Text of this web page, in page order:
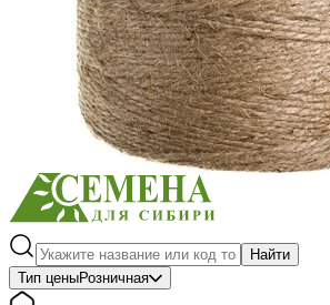
Садовый инструмент, инвентарь
Консервирование
Средства защиты, удобрения,
Обустройство сада, декор
Найти
Тип ценыРозничная